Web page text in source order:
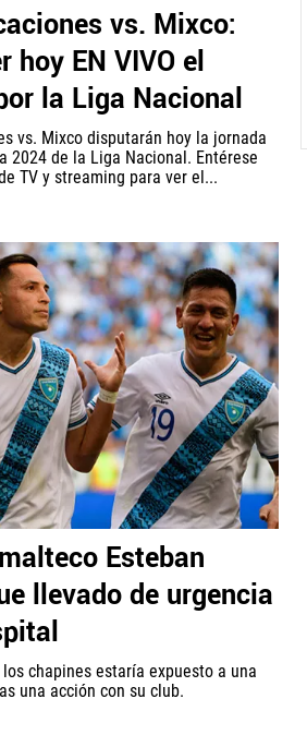
vs. Mixco:
hoy EN VIVO el
la Liga Nacional
vs. Mixco disputarán hoy la jornada
2024 de la Liga Nacional. Entérese
TV y streaming para ver el...
Esteban
llevado de urgencia
chapines estaría expuesto a una
una acción con su club.